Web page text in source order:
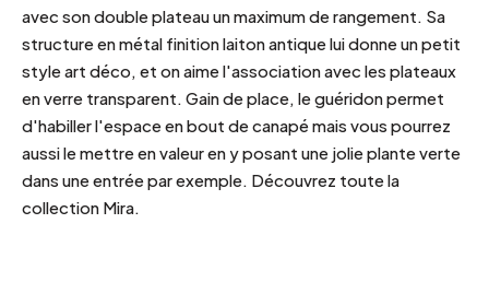
avec son double plateau un maximum de rangement. Sa
structure en métal finition laiton antique lui donne un petit
style art déco, et on aime l'association avec les plateaux
en verre transparent. Gain de place, le guéridon permet
d'habiller l'espace en bout de canapé mais vous pourrez
aussi le mettre en valeur en y posant une jolie plante verte
dans une entrée par exemple. Découvrez toute la
collection Mira.